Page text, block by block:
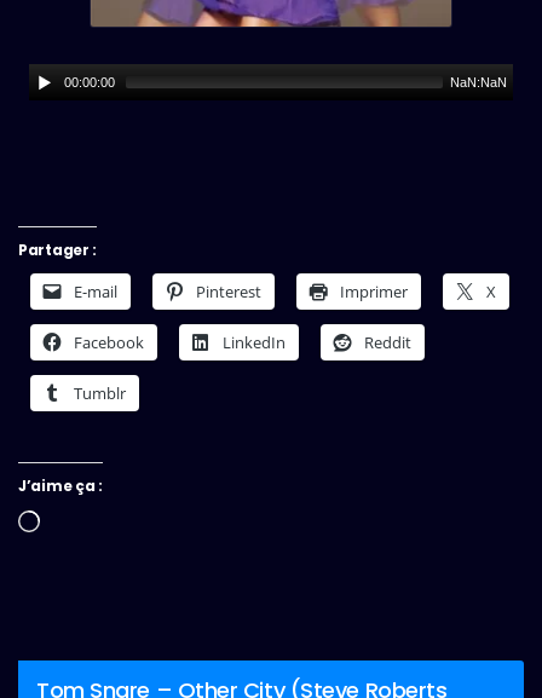
00:00:00 NaN:NaN
Partager :
E-mail Pinterest Imprimer X
Facebook LinkedIn Reddit
Tumblr
J’aime ça :
Chargement…
Tom Snare – Other City (Steve Roberts